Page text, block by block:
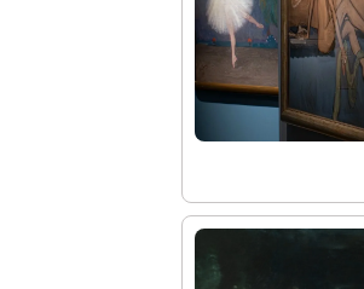
Молодёжный совет
Каталоги и альбомы
Научные каталоги
Научные сборники
Ежегодные отчеты
Служба регионального
Лекции и абонементы